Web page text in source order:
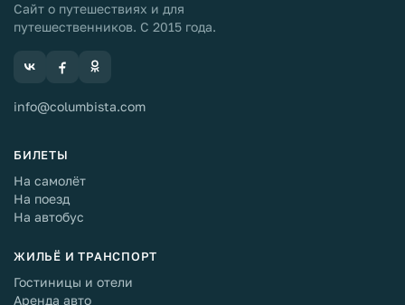
Сайт о путешествиях и для
путешественников. С 2015 года.
info@columbista.com
БИЛЕТЫ
На самолёт
На поезд
На автобус
ЖИЛЬЁ И ТРАНСПОРТ
Гостиницы и отели
Аренда авто